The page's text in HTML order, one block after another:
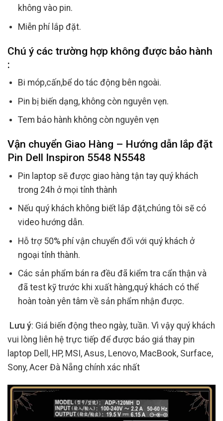
không vào pin.
Miễn phí lắp đặt.
Chú ý các trường hợp không được bảo hành
:
Bi móp,cấn,bể do tác động bên ngoài.
Pin bị biến dạng, không còn nguyên vẹn.
Tem bảo hành không còn nguyên vẹn
Vận chuyển Giao Hàng – Hướng dẫn lắp đặt
Pin Dell Inspiron 5548 N5548
Pin laptop sẽ được giao hàng tận tay quý khách
trong 24h ở mọi tỉnh thành
Nếu quý khách không biết lắp đặt,chúng tôi sẽ có
video hướng dẫn.
Hỗ trợ 50% phí vận chuyển đối với quý khách ở
ngoại tỉnh thành.
Các sản phẩm bán ra đều đã kiểm tra cẩn thận và
đã test kỹ trước khi xuất hàng,quý khách có thể
hoàn toàn yên tâm về sản phẩm nhận được.
Lưu ý: Giá biến động theo ngày, tuần. Vì vậy quý khách
vui lòng liên hệ trực tiếp để được báo giá thay pin
laptop Dell, HP, MSI, Asus, Lenovo, MacBook, Surface,
Sony, Acer Đà Nẵng chính xác nhất